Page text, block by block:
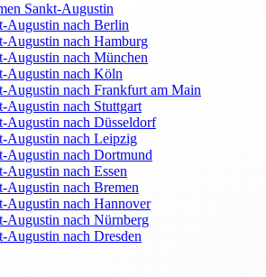
Sankt-Augustin
Augustin nach Berlin
Augustin nach Hamburg
Augustin nach München
Augustin nach Köln
Augustin nach Frankfurt am Main
Augustin nach Stuttgart
Augustin nach Düsseldorf
Augustin nach Leipzig
Augustin nach Dortmund
Augustin nach Essen
Augustin nach Bremen
Augustin nach Hannover
Augustin nach Nürnberg
Augustin nach Dresden